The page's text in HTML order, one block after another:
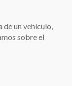
un vehículo,
sobre el